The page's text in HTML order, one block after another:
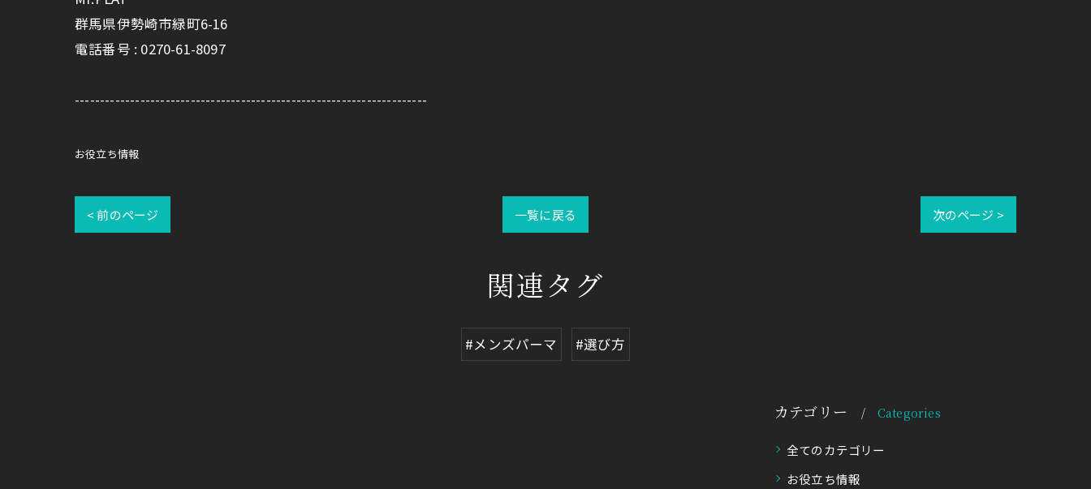
群馬県伊勢崎市緑町6-16
電話番号 : 0270-61-8097
----------------------------------------------------------------------
お役立ち情報
< 前のページ 一覧に戻る 次のページ >
関連タグ
#メンズパーマ #選び方
カテゴリー Categories
全てのカテゴリー
お役立ち情報